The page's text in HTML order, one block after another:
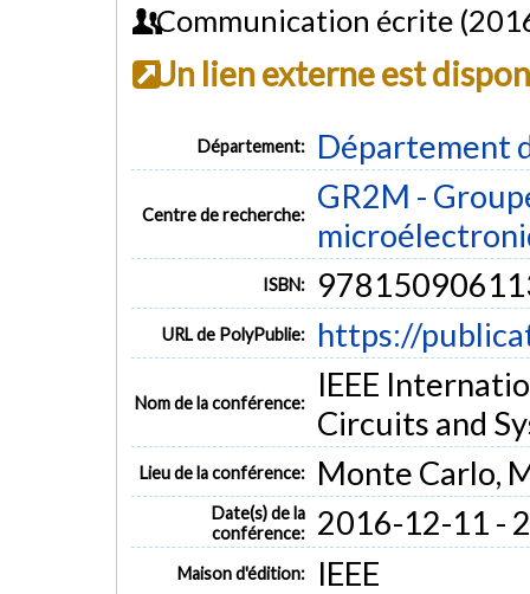
Communication écrite
Un lien externe est
Département: Département
Centre de recherche:
GR2M -
ISBN:
URL de PolyPublie: https://
Nom de la conférence:
IEEE
Circuits and
Lieu de la conférence: Monte Carlo,
Date(s) de la
conférence:
2016-12-11 -
Maison d'édition: IEEE